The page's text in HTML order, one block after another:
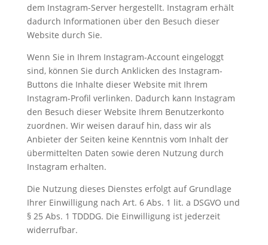
dem Instagram-Server hergestellt. Instagram erhält
dadurch Informationen über den Besuch dieser
Website durch Sie.
Wenn Sie in Ihrem Instagram-Account eingeloggt
sind, können Sie durch Anklicken des Instagram-
Buttons die Inhalte dieser Website mit Ihrem
Instagram-Profil verlinken. Dadurch kann Instagram
den Besuch dieser Website Ihrem Benutzerkonto
zuordnen. Wir weisen darauf hin, dass wir als
Anbieter der Seiten keine Kenntnis vom Inhalt der
übermittelten Daten sowie deren Nutzung durch
Instagram erhalten.
Die Nutzung dieses Dienstes erfolgt auf Grundlage
Ihrer Einwilligung nach Art. 6 Abs. 1 lit. a DSGVO und
§ 25 Abs. 1 TDDDG. Die Einwilligung ist jederzeit
widerrufbar.